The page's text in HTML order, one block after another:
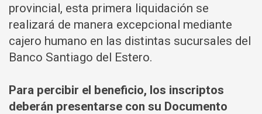
provincial, esta primera liquidación se
realizará de manera excepcional mediante
cajero humano en las distintas sucursales del
Banco Santiago del Estero.
Para percibir el beneficio, los inscriptos
deberán presentarse con su Documento